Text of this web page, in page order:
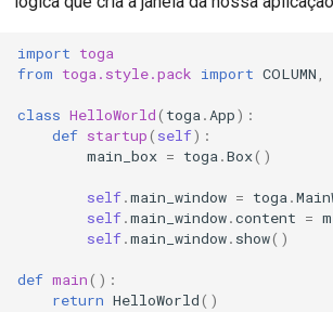
import toga
from toga.style.pack import COLUMN,
class HelloWorld( toga.App):
def startup( self):
main_box = toga.Box()
self.main_window = toga.
self.main_window.content =
self.main_window. show()
def main():
return HelloWorld()